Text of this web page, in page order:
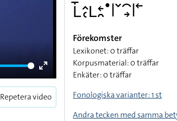
Enter
fullscreen
Repetera video
􌥈􌤻􌤵􌥗􌥈􌥓􌥘􌤟􌥼􌥧􌥯􌥽􌥼􌥢
Förekomster
Lexikonet: 0 träffar
Korpusmaterial: 0 träffar
Enkäter: 0 träffar
Fonologiska varianter: 1 st
Andra tecken med samma